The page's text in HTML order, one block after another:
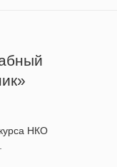
НКО